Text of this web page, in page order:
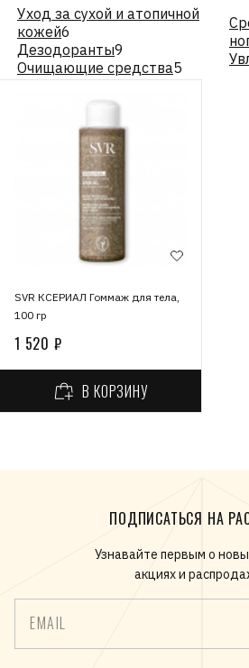
Уход за сухой и атопичной
кожей6
Дезодоранты9
Очищающие средства5
SVR КСЕРИАЛ Гоммаж для тела,
100 гр
1 520 ₽
В КОРЗИНУ
ПОДПИСАТЬСЯ НА
Узнавайте первым о
акциях и
EMAIL